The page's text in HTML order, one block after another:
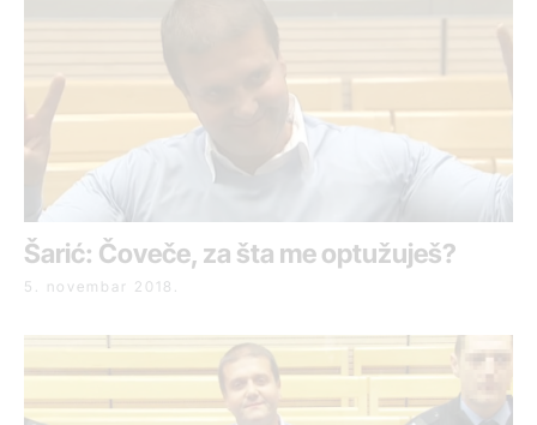
Šarić: Čoveče, za šta me optužuješ?
5. novembar 2018.